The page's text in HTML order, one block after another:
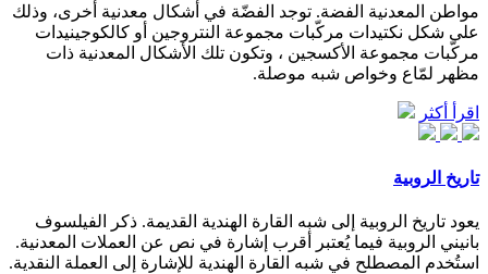
مواطن المعدنية الفضة. توجد الفضّة في أشكال معدنية أخرى، وذلك
على شكل نكتيدات مركّبات مجموعة النتروجين أو كالكوجينيدات
مركّبات مجموعة الأكسجين ، وتكون تلك الأشكال المعدنية ذات
مظهر لمّاع وخواص شبه موصلة.
اقرأ أكثر
تاريخ الروبية
يعود تاريخ الروبية إلى شبه القارة الهندية القديمة. ذكر الفيلسوف
بانيني الروبية فيما يُعتبر أقرب إشارة في نص عن العملات المعدنية.
استُخدم المصطلح في شبه القارة الهندية للإشارة إلى العملة النقدية.